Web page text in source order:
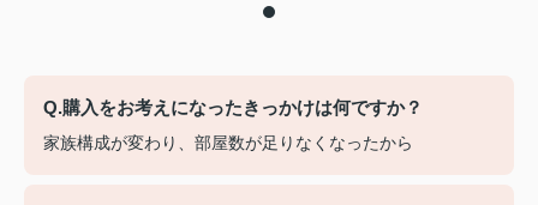
Q.購入をお考えになったきっかけは何ですか？
家族構成が変わり、部屋数が足りなくなったから